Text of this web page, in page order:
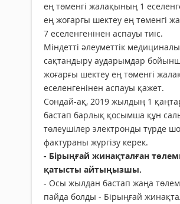
ең төменгі жалақының 1
ең жоғарғы шектеу ең төменгі
7 еселенгенінен аспауы тиіс.
Міндетті әлеуметтік
сақтандыру аударымдар
жоғарғы шектеу ең төменгі
еселенгенінен аспауы қажет.
Сондай-ақ, 2019 жылдың 1
бастап барлық қосымша құн
төлеушілер электронды түрде
фактураны жүргізу керек.
- Бірыңғай жинақталған
қатысты айтыңызшы.
- Осы жылдан бастап жаңа төлем
пайда болды - Бірыңғай